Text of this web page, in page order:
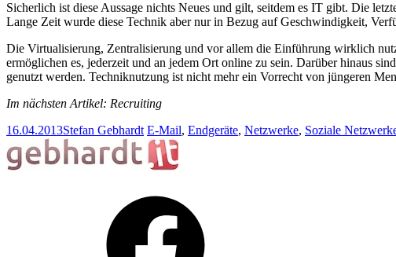
Sicherlich ist diese Aussage nichts Neues und gilt, seitdem es IT gibt. Die
Lange Zeit wurde diese Technik aber nur in Bezug auf Geschwindigkeit,
Die Virtualisierung, Zentralisierung und vor allem die Einführung wirklich
ermöglichen es, jederzeit und an jedem Ort online zu sein. Darüber hinaus
genutzt werden. Techniknutzung ist nicht mehr ein Vorrecht von jüngeren
Im nächsten Artikel: Recruiting
16.04.2013Stefan Gebhardt E-Mail, Endgeräte, Netzwerke, Soziale